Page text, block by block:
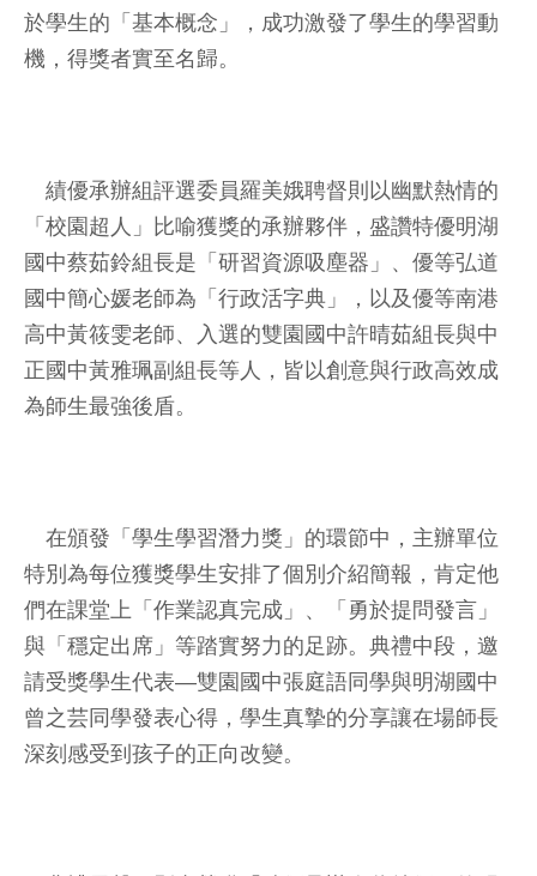
於學生的「基本概念」，成功激發了學生的學習動
機，得獎者實至名歸。
績優承辦組評選委員羅美娥聘督則以幽默熱情的
「校園超人」比喻獲獎的承辦夥伴，盛讚特優明湖
國中蔡茹鈴組長是「研習資源吸塵器」、優等弘道
國中簡心媛老師為「行政活字典」，以及優等南港
高中黃筱雯老師、入選的雙園國中許晴茹組長與中
正國中黃雅珮副組長等人，皆以創意與行政高效成
為師生最強後盾。
在頒發「學生學習潛力獎」的環節中，主辦單位
特別為每位獲獎學生安排了個別介紹簡報，肯定他
們在課堂上「作業認真完成」、「勇於提問發言」
與「穩定出席」等踏實努力的足跡。典禮中段，邀
請受獎學生代表—雙園國中張庭語同學與明湖國中
曾之芸同學發表心得，學生真摯的分享讓在場師長
深刻感受到孩子的正向改變。